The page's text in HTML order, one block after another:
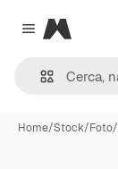
Close menu
Magnific
Home/Stock/Foto/